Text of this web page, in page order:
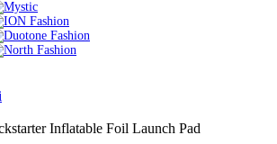
Inflatable Foil Launch Pad